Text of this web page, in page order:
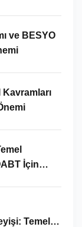
ve BESYO
Kavramları
İçin
Temel